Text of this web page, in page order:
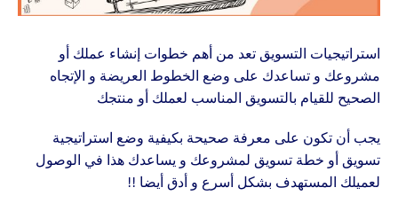
استراتيجيات التسويق تعد من أهم خطوات إنشاء عملك أو
مشروعك و تساعدك على وضع الخطوط العريضة و الإتجاه
الصحيح للقيام بالتسويق المناسب لعملك أو منتجك
يجب أن تكون على معرفة صحيحة بكيفية وضع استراتيجية
تسويق أو خطة تسويق لمشروعك و يساعدك هذا في الوصول
لعميلك المستهدف بشكل أسرع و أدق أيضا !!